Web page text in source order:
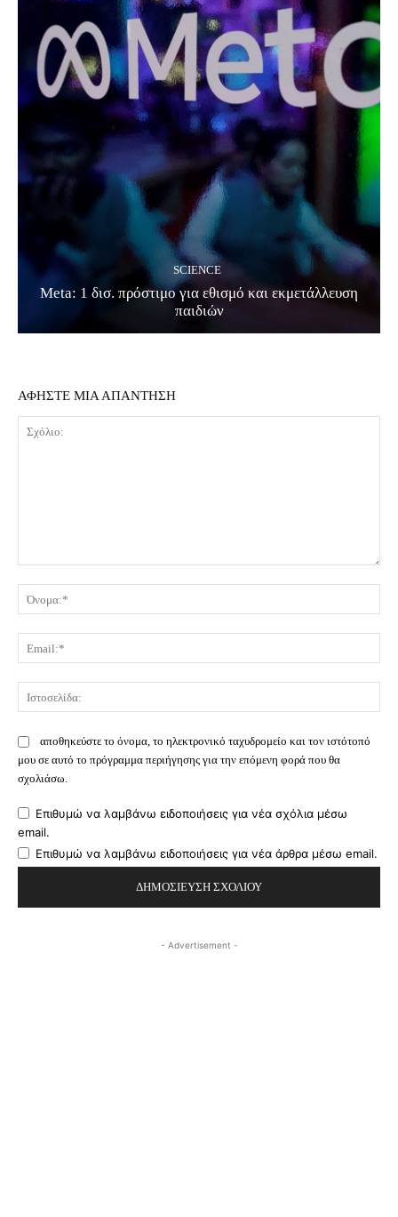
SCIENCE
Meta: 1 δισ. πρόστιμο για εθισμό και εκμετάλλευση
παιδιών
ΑΦΗΣΤΕ ΜΙΑ ΑΠΑΝΤΗΣΗ
αποθηκεύστε το όνομα, το ηλεκτρονικό ταχυδρομείο και τον ιστότοπό
μου σε αυτό το πρόγραμμα περιήγησης για την επόμενη φορά που θα
σχολιάσω.
Επιθυμώ να λαμβάνω ειδοποιήσεις για νέα σχόλια μέσω
email.
Επιθυμώ να λαμβάνω ειδοποιήσεις για νέα άρθρα μέσω email.
- Advertisement -